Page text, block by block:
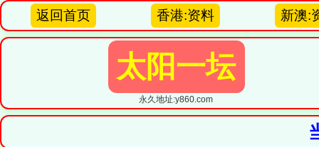
返回首页 香港:资料 新澳:
太阳一坛
永久地址:y860.com